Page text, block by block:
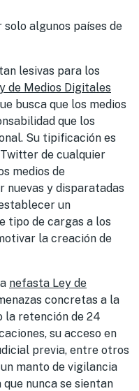
algunos países de
lesivas para los
de Medios Digitales
busca que los medios
que los
Su tipificación es
de cualquier
medios de
nuevas y disparatadas
un
tipo de cargas a los
la creación de
nefasta Ley de
concretas a la
la retención de 24
su acceso en
previa, entre otros
manto de vigilancia
nunca se sientan